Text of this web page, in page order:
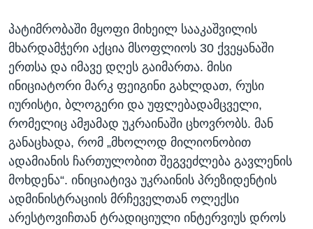
პატიმრობაში მყოფი მიხეილ სააკაშვილის
მხარდამჭერი აქცია მსოფლიოს 30 ქვეყანაში
ერთსა და იმავე დღეს გაიმართა. მისი
ინიციატორი მარკ ფეიგინი გახლდათ, რუსი
იურისტი, ბლოგერი და უფლებადამცველი,
რომელიც ამჟამად უკრაინაში ცხოვრობს. მან
განაცხადა, რომ „მხოლოდ მილიონობით
ადამიანის ჩართულობით შეგვეძლება გავლენის
მოხდენა“. ინიციატივა უკრაინის პრეზიდენტის
ადმინისტრაციის მრჩეველთან ოლექსი
არესტოვიჩთან ტრადიციული ინტერვიუს დროს